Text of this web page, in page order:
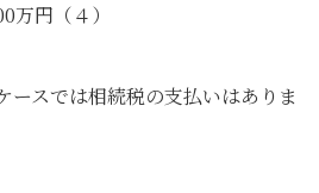
円（４）
ースでは相続税の支払いはありま